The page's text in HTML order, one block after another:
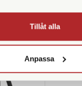
Tillåt alla
Anpassa
ÄVEN